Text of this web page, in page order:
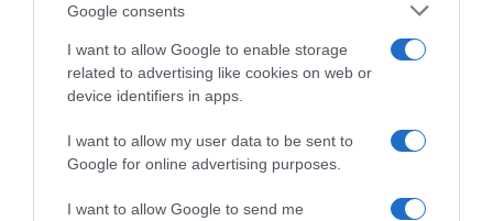
Google consents
I want to allow Google to enable storage
related to advertising like cookies on web or
device identifiers in apps.
I want to allow my user data to be sent to
Google for online advertising purposes.
I want to allow Google to send me
Αυστρία: Νέο ρεκόρ υψηλής
θερμοκρασίας, με 41,2 βαθμούς
Κελσίου